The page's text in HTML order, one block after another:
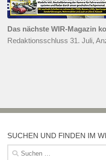
Das nächste WIR-Magazin
Redaktionsschluss 31. Juli,
SUCHEN UND FINDEN IM
Suchen